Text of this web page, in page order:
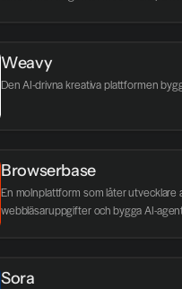
Weavy
Den AI-drivna kreativa plattformen
Browserbase
En molnplattform som låter utvecklare
webbläsaruppgifter och bygga AI-
Sora